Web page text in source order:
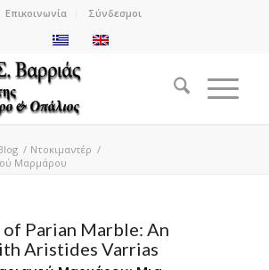
Επικοινωνία Σύνδεσμοι
/ Ντοκιμαντέρ /
Μαρμάρου
of Parian Marble: An
Aristides Varrias